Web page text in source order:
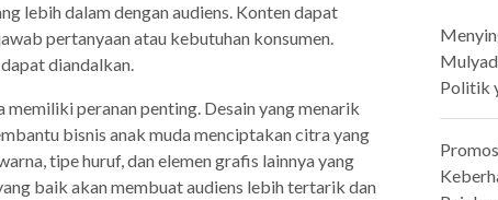
lebih dalam dengan audiens. Konten dapat
pertanyaan atau kebutuhan konsumen.
diandalkan.
peranan penting. Desain yang menarik
bisnis anak muda menciptakan citra yang
tipe huruf, dan elemen grafis lainnya yang
baik akan membuat audiens lebih tertarik dan
Politik